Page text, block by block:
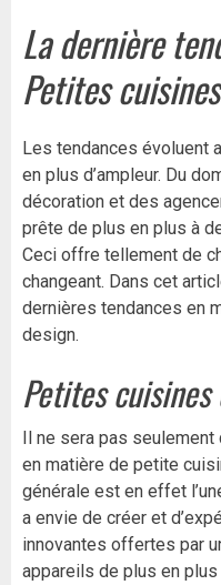
La dernière
Petites
Les tendances évoluent
en plus d’ampleur. Du
décoration et des
prête de plus en plus à
Ceci offre tellement de
changeant. Dans cet
dernières tendances en
design.
Petites cuisines
Il ne sera pas
en matière de petite
générale est en effet
a envie de créer et
innovantes offertes par
appareils de plus en